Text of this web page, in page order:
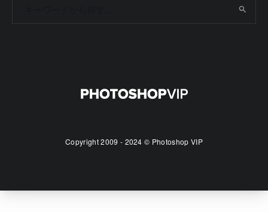
Copyright 2009 - 2024 © Photoshop VIP